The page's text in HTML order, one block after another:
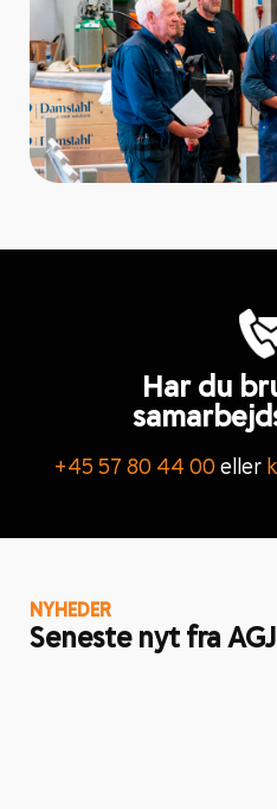
Har du
+45 57 80 44 00eller
NYHEDER
Seneste nyt fra AGJ